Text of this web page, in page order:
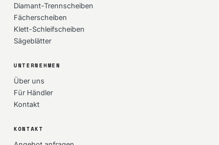
Diamant-Trennscheiben
Fächerscheiben
Klett-Schleifscheiben
Sägeblätter
UNTERNEHMEN
Über uns
Für Händler
Kontakt
KONTAKT